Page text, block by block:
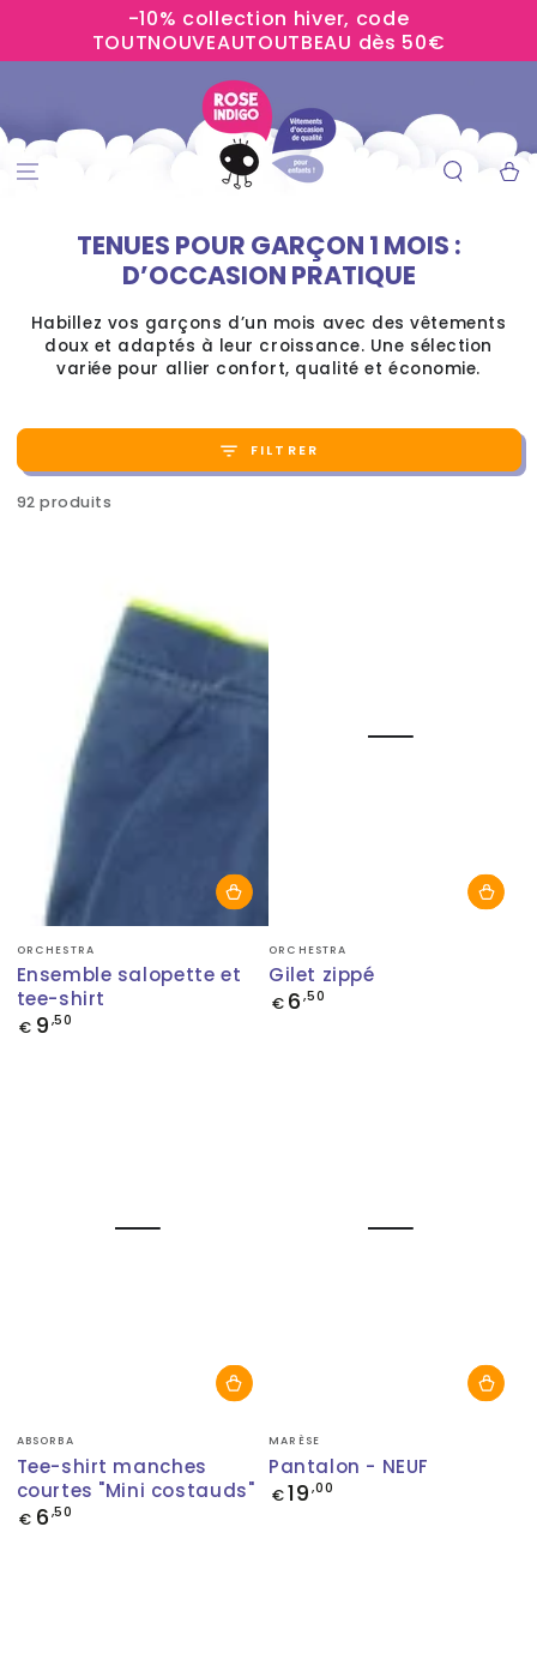
-10% collection hiver, code
TOUTNOUVEAUTOUTBEAU dès 50€
Panier
TENUES POUR GARÇON 1 MOIS :
D’OCCASION PRATIQUE
Habillez vos garçons d’un mois avec des vêtements
doux et adaptés à leur croissance. Une sélection
variée pour allier confort, qualité et économie.
FILTRER
92 produits
Fournisseur:
ORCHESTRA
Ensemble salopette et
tee-shirt
Prix
€ 9 ,50
Fournisseur:
ORCHESTRA
Gilet zippé
Prix
€ 6 ,50
Fournisseur:
ABSORBA
Tee-shirt manches
courtes "Mini costauds"
Prix
€ 6 ,50
Fournisseur:
MARÈSE
Pantalon - NEUF
Prix
€19 ,00